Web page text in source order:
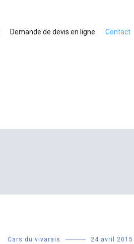
Demande de devis en ligne Contact
Cars du vivarais 24 avril 2015